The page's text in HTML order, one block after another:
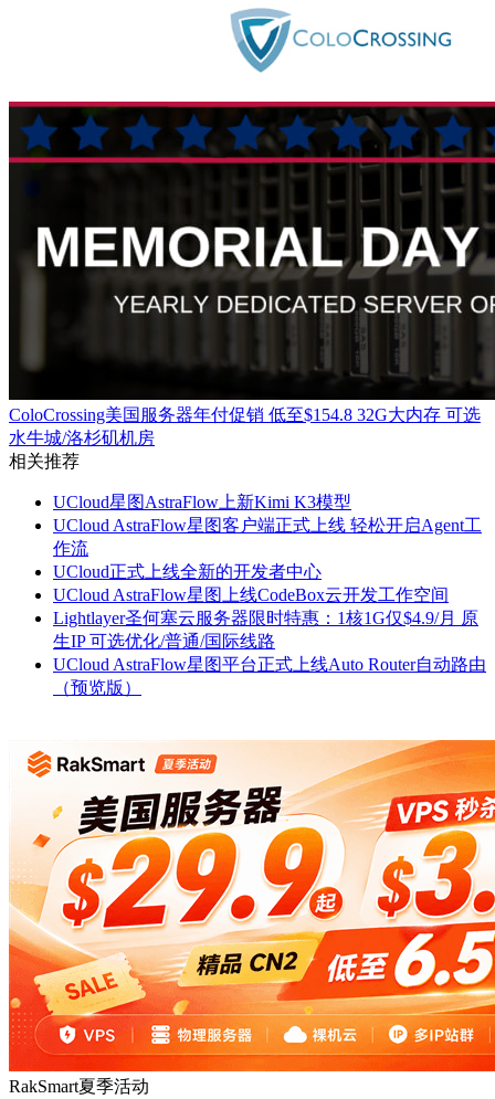
ColoCrossing美国服务器年付促销 低至$154.8 32G大内存 可选
水牛城/洛杉矶机房
相关推荐
UCloud星图AstraFlow上新Kimi K3模型
UCloud AstraFlow星图客户端正式上线 轻松开启Agent工
作流
UCloud正式上线全新的开发者中心
UCloud AstraFlow星图上线CodeBox云开发工作空间
Lightlayer圣何塞云服务器限时特惠：1核1G仅$4.9/月 原
生IP 可选优化/普通/国际线路
UCloud AstraFlow星图平台正式上线Auto Router自动路由
（预览版）
RakSmart夏季活动